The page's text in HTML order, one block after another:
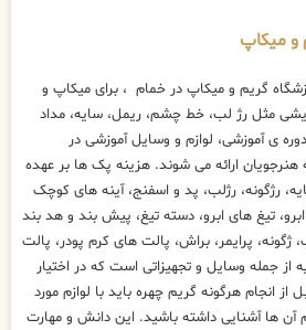
و میکاپ
گریم و میکاپ در خمام ، برای میکاپ و
مثل رژ لب، خط چشم، ریمل، سایه، مداد
ی آموزشی، لوازم و وسایل آموزشی در
ارائه می شوند. هزینه پک ها بر عهده
رژگونه، رژلب، پد و اسفنج، آینه های كوچک
تیغ های ابرو، دسته تیغ، پیش بند و هد بند
پرایمر، براش، پالت های کرم پودر، پالت
از جمله وسایل و تجهیزاتی است که در اختیار
از انجام هرگونه گریم چهره باید با لوازم مورد
آن ها آشنایی داشته باشید. این دانش و مهارت